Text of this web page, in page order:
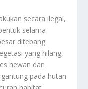
secara ilegal,
selama
ditebang
yang hilang,
hewan dan
pada hutan